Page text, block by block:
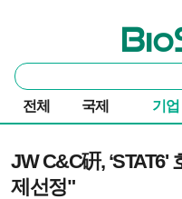
바이오스
통
합
검
색
전체 국제 기업
JW C&C硏,
제선정"